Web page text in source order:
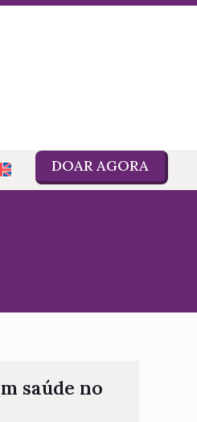
DOAR AGORA
saúde no